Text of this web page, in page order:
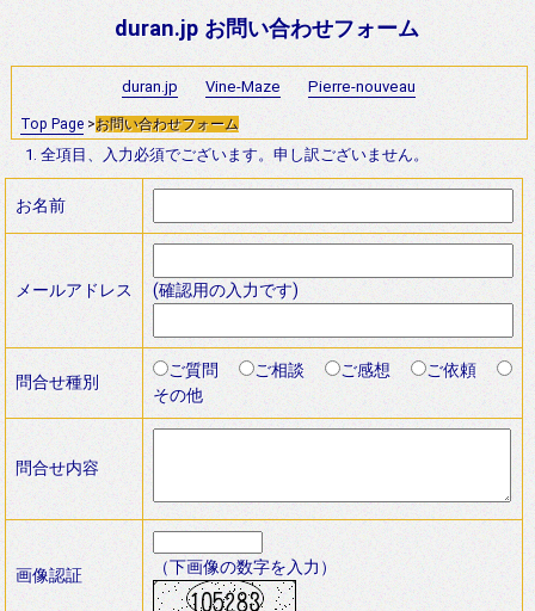
duran.jp お問い合わせフォーム
duran.jp Vine-Maze Pierre-nouveau
Top Page >お問い合わせフォーム
全項目、入力必須でございます。申し訳ございません。
お名前
メールアドレス (確認用の入力です)
問合せ種別
ご質問 ご相談 ご感想
ご依頼
その他
問合せ内容
画像認証 （下画像の数字を入力）